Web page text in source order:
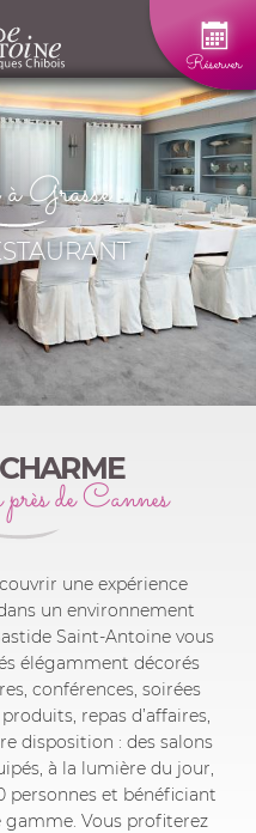
Réserver
Grasse
de Cannes
une expérience
un environnement
Saint-Antoine vous
élégamment décorés
conférences, soirées
repas d’affaires,
disposition : des salons
à la lumière du jour,
personnes et bénéficiant
gamme. Vous profiterez